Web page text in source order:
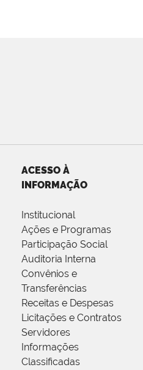
ACESSO À
INFORMAÇÃO
Institucional
Ações e Programas
Participação Social
Auditoria Interna
Convênios e
Transferências
Receitas e Despesas
Licitações e Contratos
Servidores
Informações
Classificadas